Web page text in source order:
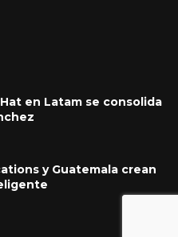
en Latam se consolida
y Guatemala crean